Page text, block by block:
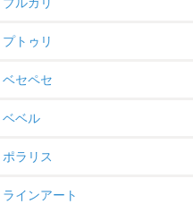
ブルガリ
プトゥリ
ベセペセ
ベベル
ポラリス
ラインアート